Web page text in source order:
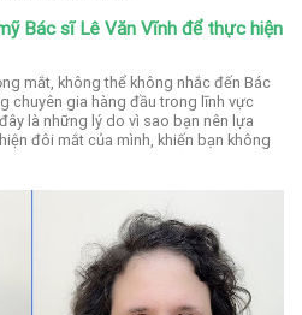
Bác sĩ Lê Văn Vĩnh để thực hiện
mắt, không thể không nhắc đến Bác
chuyên gia hàng đầu trong lĩnh vực
là những lý do vì sao bạn nên lựa
đôi mắt của mình, khiến bạn không